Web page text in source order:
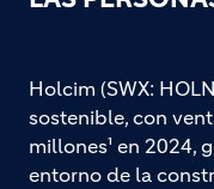
Holcim (SWX:
sostenible, con
millones¹ en 2024,
entorno de la